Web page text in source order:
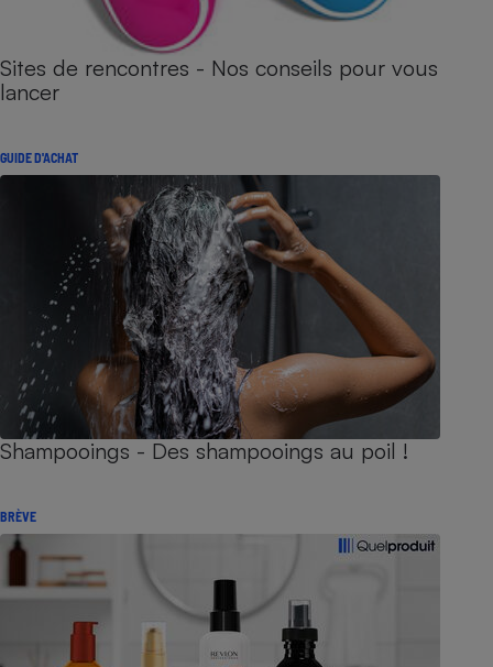
Sites de rencontres - Nos conseils pour vous
lancer
GUIDE D'ACHAT
Shampooings - Des shampooings au poil !
BRÈVE